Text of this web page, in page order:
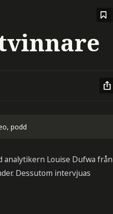
podd
analytikern Louise Dufwa från
Dessutom intervjuas